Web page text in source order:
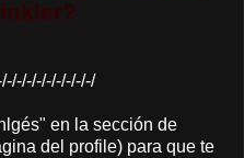
en la sección de
del profile) para que te